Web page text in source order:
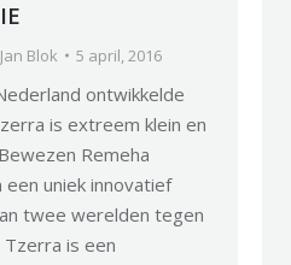
Jan Blok 5 april, 2016
ontwikkelde
is extreem klein en
Remeha
uniek innovatief
twee werelden tegen
is een